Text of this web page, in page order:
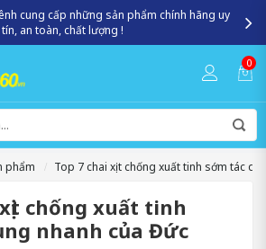
cung cấp những sản phẩm chính hãng uy
tín, an toàn, chất lượng !
0
phẩm Top 7 chai xịt chống xuất tinh sớm tác
chống xuất tinh
nhanh của Đức